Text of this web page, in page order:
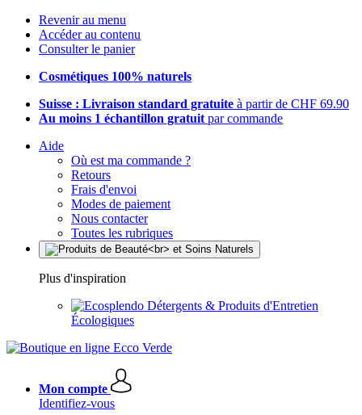
Revenir au menu
Accéder au contenu
Consulter le panier
Cosmétiques 100% naturels
Suisse : Livraison standard gratuite à partir de CHF 69.90
Au moins 1 échantillon gratuit par commande
Aide
Où est ma commande ?
Retours
Frais d'envoi
Modes de paiement
Nous contacter
Toutes les rubriques
Plus d'inspiration
Détergents & Produits d'Entretien
Écologiques
Mon compte
Identifiez-vous